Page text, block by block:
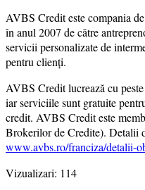
AVBS Credit este compania
în anul 2007 de către
servicii personalizate de
pentru clienți.
AVBS Credit lucrează cu
iar serviciile sunt gratuite
credit. AVBS Credit este
Brokerilor de Credite). Detalii
www.avbs.ro/franciza/detalii-
Vizualizari: 114